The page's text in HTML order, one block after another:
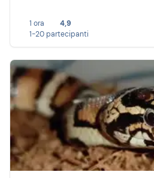
1 ora
4,9
1-20 partecipanti